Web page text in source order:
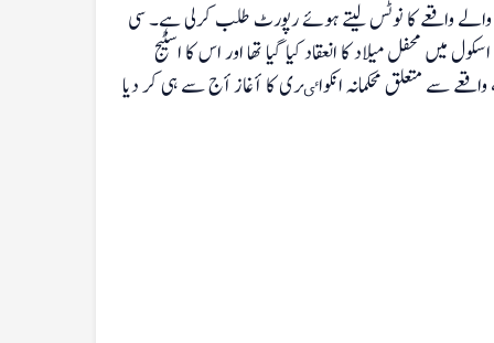
والے واقعے کا نوٹس لیتے ہوئے رپورٹ طلب کرلی ہے۔ سی
محفل میلاد کا انعقاد کیا گیا تھا اور اس کا اسٹیج
سے متعلق محکمانہ انکواٸری کا أغاز أج سے ہی کر دیا